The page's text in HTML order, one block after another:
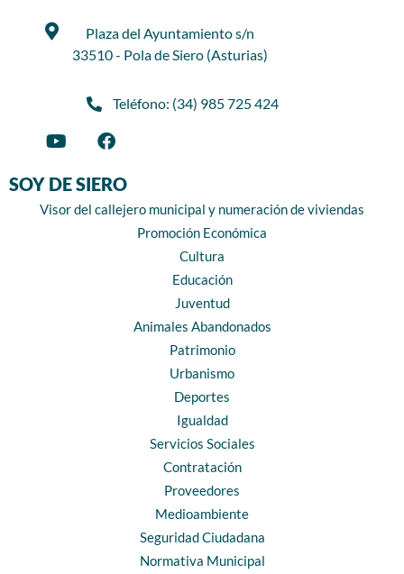
Plaza del Ayuntamiento s/n
33510 - Pola de Siero (Asturias)
Teléfono: (34) 985 725 424
SOY DE SIERO
Visor del callejero municipal y numeración de viviendas
Promoción Económica
Cultura
Educación
Juventud
Animales Abandonados
Patrimonio
Urbanismo
Deportes
Igualdad
Servicios Sociales
Contratación
Proveedores
Medioambiente
Seguridad Ciudadana
Normativa Municipal